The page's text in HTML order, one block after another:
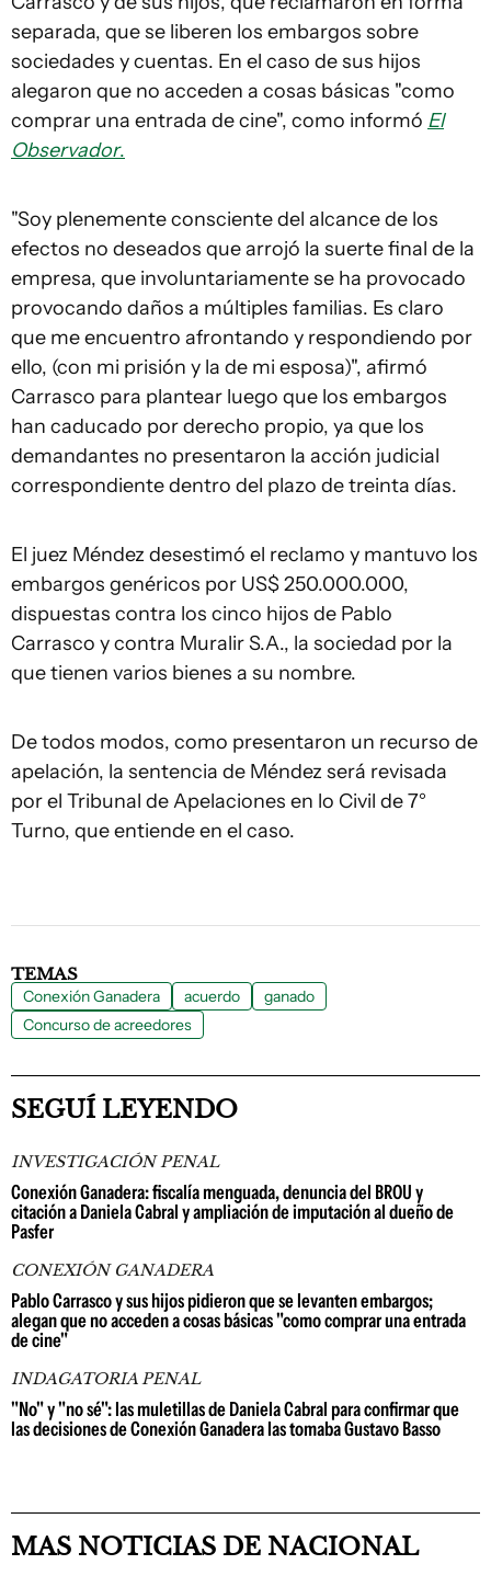
separada, que se liberen los embargos sobre
sociedades y cuentas. En el caso de sus hijos
alegaron que no acceden a cosas básicas "como
comprar una entrada de cine", como informó El
Observador.
"Soy plenemente consciente del alcance de los
efectos no deseados que arrojó la suerte final de la
empresa, que involuntariamente se ha provocado
provocando daños a múltiples familias. Es claro
que me encuentro afrontando y respondiendo por
ello, (con mi prisión y la de mi esposa)", afirmó
Carrasco para plantear luego que los embargos
han caducado por derecho propio, ya que los
demandantes no presentaron la acción judicial
correspondiente dentro del plazo de treinta días.
El juez Méndez desestimó el reclamo y mantuvo los
embargos genéricos por US$ 250.000.000,
dispuestas contra los cinco hijos de Pablo
Carrasco y contra Muralir S.A., la sociedad por la
que tienen varios bienes a su nombre.
De todos modos, como presentaron un recurso de
apelación, la sentencia de Méndez será revisada
por el Tribunal de Apelaciones en lo Civil de 7°
Turno, que entiende en el caso.
TEMAS
Conexión Ganadera acuerdo
ganado
Concurso de acreedores
SEGUÍ LEYENDO
INVESTIGACIÓN PENAL
Conexión Ganadera: fiscalía menguada, denuncia del BROU y
citación a Daniela Cabral y ampliación de imputación al dueño de
Pasfer
CONEXIÓN GANADERA
Pablo Carrasco y sus hijos pidieron que se levanten embargos;
alegan que no acceden a cosas básicas "como comprar una entrada
de cine"
INDAGATORIA PENAL
"No" y "no sé": las muletillas de Daniela Cabral para confirmar que
las decisiones de Conexión Ganadera las tomaba Gustavo Basso
MAS NOTICIAS DE NACIONAL